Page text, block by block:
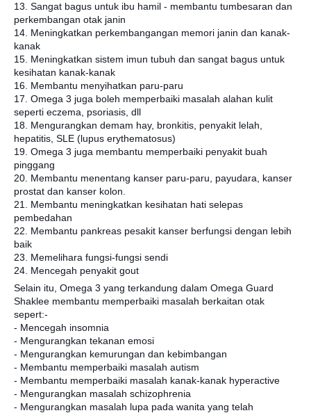
13. Sangat bagus untuk ibu hamil - membantu tumbesaran dan
perkembangan otak janin
14. Meningkatkan perkembangangan memori janin dan kanak-
kanak
15. Meningkatkan sistem imun tubuh dan sangat bagus untuk
kesihatan kanak-kanak
16. Membantu menyihatkan paru-paru
17. Omega 3 juga boleh memperbaiki masalah alahan kulit
seperti eczema, psoriasis, dll
18. Mengurangkan demam hay, bronkitis, penyakit lelah,
hepatitis, SLE (lupus erythematosus)
19. Omega 3 juga membantu memperbaiki penyakit buah
pinggang
20. Membantu menentang kanser paru-paru, payudara, kanser
prostat dan kanser kolon.
21. Membantu meningkatkan kesihatan hati selepas
pembedahan
22. Membantu pankreas pesakit kanser berfungsi dengan lebih
baik
23. Memelihara fungsi-fungsi sendi
24. Mencegah penyakit gout
Selain itu, Omega 3 yang terkandung dalam Omega Guard
Shaklee membantu memperbaiki masalah berkaitan otak
sepert:-
- Mencegah insomnia
- Mengurangkan tekanan emosi
- Mengurangkan kemurungan dan kebimbangan
- Membantu memperbaiki masalah autism
- Membantu memperbaiki masalah kanak-kanak hyperactive
- Mengurangkan masalah schizophrenia
- Mengurangkan masalah lupa pada wanita yang telah